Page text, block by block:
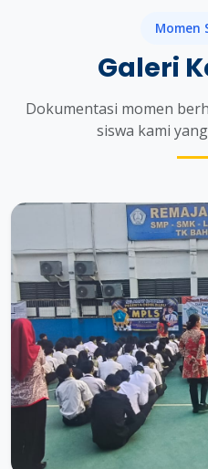
Momen
Galeri
Dokumentasi momen
siswa kami